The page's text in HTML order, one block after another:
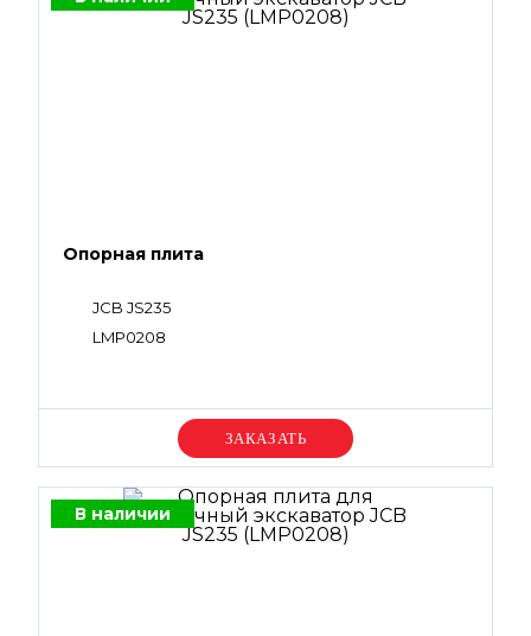
Опорная плита
JCB JS235
LMP0208
Уточняйте цену
В наличии